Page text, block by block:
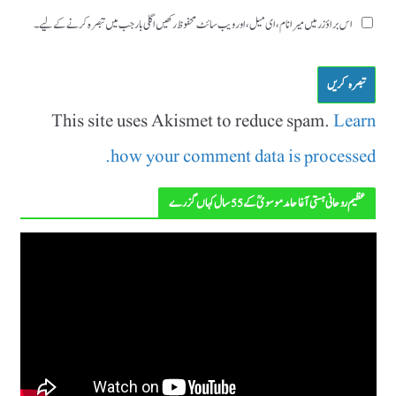
اس براؤزر میں میرا نام، ای میل، اور ویب سائٹ محفوظ رکھیں اگلی بار جب میں تبصرہ کرنے کےلیے۔
This site uses Akismet to reduce spam.Learn
how your comment data is processed.
عظیم روحانی ہستی آغا حامد موسویؒ کے 55 سال کہاں گزرے